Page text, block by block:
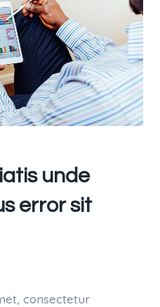
unde
error sit
consectetur